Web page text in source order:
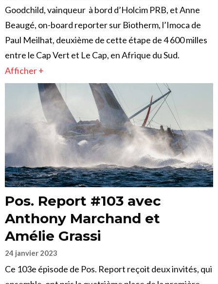
Goodchild, vainqueur à bord d’Holcim PRB, et Anne
Beaugé, on-board reporter sur Biotherm, l’Imoca de
Paul Meilhat, deuxième de cette étape de 4 600 milles
entre le Cap Vert et Le Cap, en Afrique du Sud.
Afficher +
Pos. Report #103 avec
Anthony Marchand et
Amélie Grassi
24 janvier 2023
Ce 103e épisode de Pos. Report reçoit deux invités, qui